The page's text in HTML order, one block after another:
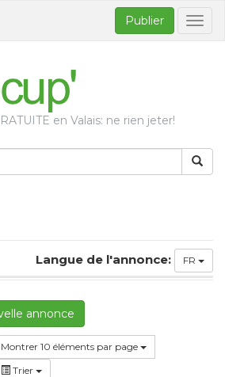
Publier
en Valais: ne rien jeter!
Langue de l'annonce: FR
annonce
Montrer 10 éléments par page
Trier